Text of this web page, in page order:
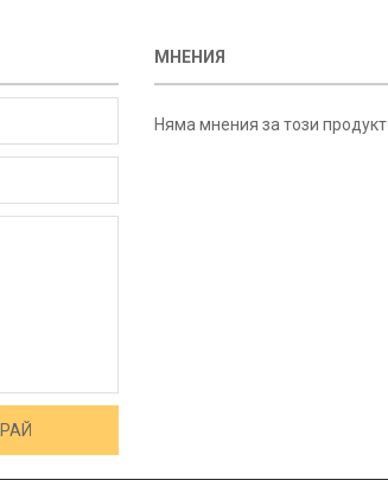
МНЕНИЯ
Няма мнения за този продукт